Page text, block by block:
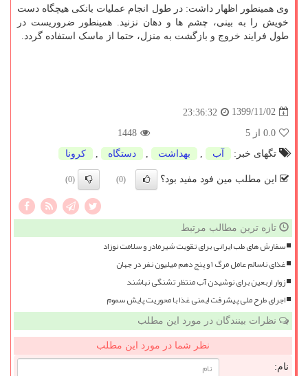
وی همینطور اظهار داشت: در طول انجام عملیات بانکی هیچگاه دست
خویش را به بینی، چشم ها و دهان نزنید. همینطور ضروریست در
طول فرایند خروج و بازگشت به منزل، حتما از ماسک استفاده گردد.
1399/11/02
23:36:32
0.0 از 5
1448
تگهای خبر:
آب بهداشت دستگاه كرونا
این مطلب مین فود مفید بود؟ (0)
(0)
تازه ترین مطالب مرتبط
سفارش های طب ایرانی برای تقویت شیرمادر و سلامت نوزاد
غذای ناسالم عامل مرگ ۱ و پنج دهم میلیون نفر در جهان
زوار اربعین برای نوشیدن آب منتظر تشنگی نباشند
اجرای طرح ملی پیشرفت ایمنی غذا با محوریت پایش سموم
نظرات بینندگان در مورد این مطلب
نظر شما در مورد این مطلب
نام: